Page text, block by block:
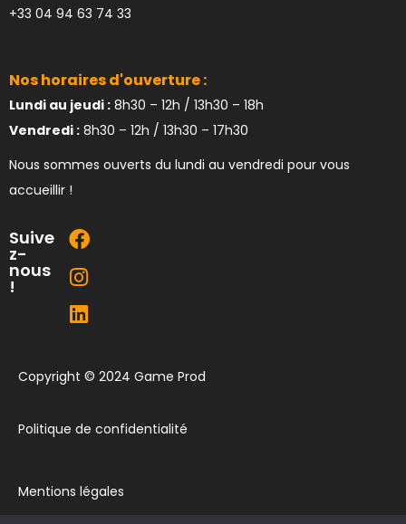
+33 04 94 63 74 33
Nos horaires d'ouverture :
Lundi au jeudi : 8h30 – 12h / 13h30 – 18h
Vendredi : 8h30 – 12h / 13h30 – 17h30
Nous sommes ouverts du lundi au vendredi pour vous
accueillir !
Suive
z-
nous
!
Copyright © 2024 Game Prod
Politique de confidentialité
Mentions légales